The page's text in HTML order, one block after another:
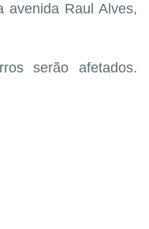
avenida Raul Alves,
serão afetados.